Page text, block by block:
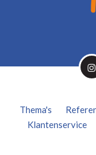
Thema's
Klantenservice